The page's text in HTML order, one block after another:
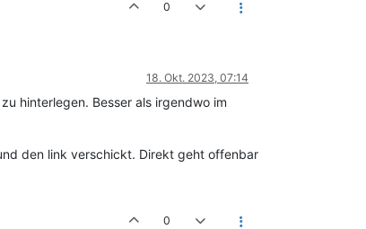
0
18. Okt. 2023, 07:14
hinterlegen. Besser als irgendwo im
den link verschickt. Direkt geht offenbar
0